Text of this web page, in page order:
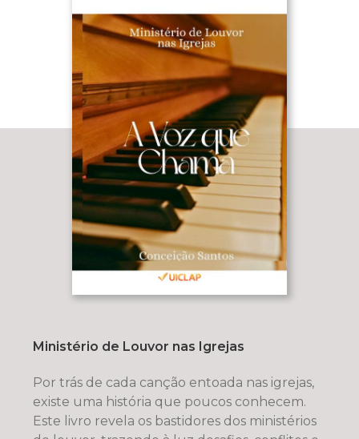
Ministério de Louvor nas Igrejas
Por trás de cada canção entoada nas igrejas,
existe uma história que poucos conhecem.
Este livro revela os bastidores dos ministérios